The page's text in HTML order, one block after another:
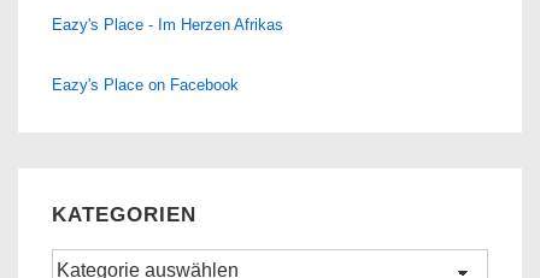
Eazy's Place - Im Herzen Afrikas
Eazy's Place on Facebook
KATEGORIEN
Kategorien